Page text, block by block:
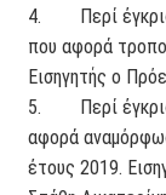
4. Περί
που αφορά
Εισηγητής ο
5. Περί
αφορά
έτους 2019.